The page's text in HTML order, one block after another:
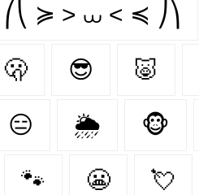
⎛⎝ ≽ > ⩊ < ≼ ⎠⎞
🫢 😎 🐷
😑 🌦 🐵
🐾 😬 💘